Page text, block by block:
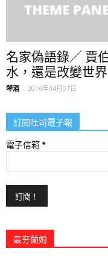
名家偽語錄／ 賈
水，還是改變世界
琴酒 - 2016年04月07日
訂閱吐司電子報
電子信箱 *
最夯蘭姆